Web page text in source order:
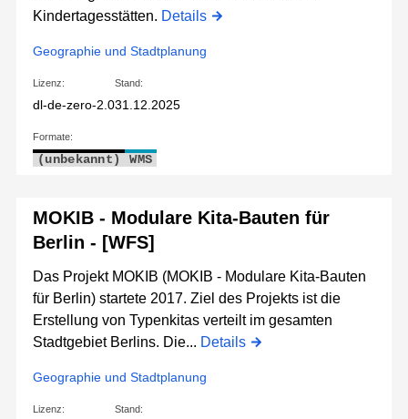
Kindertagesstätten. Details
Geographie und Stadtplanung
Lizenz:
dl-de-zero-2.0
Stand:
31.12.2025
Formate:
(unbekannt) WMS
MOKIB - Modulare Kita-Bauten für
Berlin - [WFS]
Das Projekt MOKIB (MOKIB - Modulare Kita-Bauten
für Berlin) startete 2017. Ziel des Projekts ist die
Erstellung von Typenkitas verteilt im gesamten
Stadtgebiet Berlins. Die... Details
Geographie und Stadtplanung
Lizenz: Stand: